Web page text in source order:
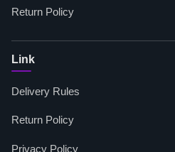
Return Policy
Link
Delivery Rules
Return Policy
Privacy Policy